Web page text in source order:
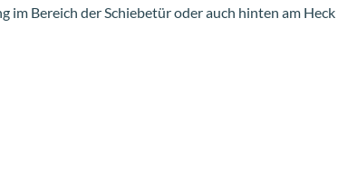
im Bereich der Schiebetür oder auch hinten am